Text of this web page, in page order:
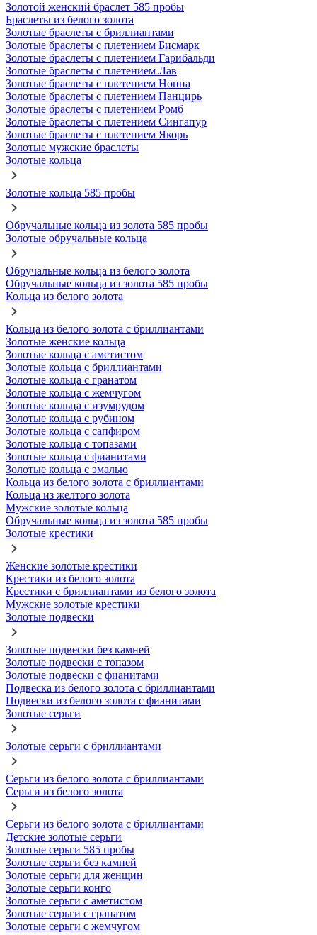
Золотой женский браслет 585 пробы
Браслеты из белого золота
Золотые браслеты с бриллиантами
Золотые браслеты с плетением Бисмарк
Золотые браслеты с плетением Гарибальди
Золотые браслеты с плетением Лав
Золотые браслеты с плетением Нонна
Золотые браслеты с плетением Панцирь
Золотые браслеты с плетением Ромб
Золотые браслеты с плетением Сингапур
Золотые браслеты с плетением Якорь
Золотые мужские браслеты
Золотые кольца
Золотые кольца 585 пробы
Обручальные кольца из золота 585 пробы
Золотые обручальные кольца
Обручальные кольца из белого золота
Обручальные кольца из золота 585 пробы
Кольца из белого золота
Кольца из белого золота с бриллиантами
Золотые женские кольца
Золотые кольца с аметистом
Золотые кольца с бриллиантами
Золотые кольца с гранатом
Золотые кольца с жемчугом
Золотые кольца с изумрудом
Золотые кольца с рубином
Золотые кольца с сапфиром
Золотые кольца с топазами
Золотые кольца с фианитами
Золотые кольца с эмалью
Кольца из белого золота с бриллиантами
Кольца из желтого золота
Мужские золотые кольца
Обручальные кольца из золота 585 пробы
Золотые крестики
Женские золотые крестики
Крестики из белого золота
Крестики с бриллиантами из белого золота
Мужские золотые крестики
Золотые подвески
Золотые подвески без камней
Золотые подвески с топазом
Золотые подвески с фианитами
Подвеска из белого золота с бриллиантами
Подвески из белого золота с фианитами
Золотые серьги
Золотые серьги с бриллиантами
Серьги из белого золота с бриллиантами
Серьги из белого золота
Серьги из белого золота с бриллиантами
Детские золотые серьги
Золотые серьги 585 пробы
Золотые серьги без камней
Золотые серьги для женщин
Золотые серьги конго
Золотые серьги с аметистом
Золотые серьги с гранатом
Золотые серьги с жемчугом